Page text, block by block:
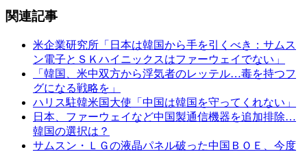
関連記事
米企業研究所「日本は韓国から手を引くべき：サムス
ン電子とＳＫハイニックスはファーウェイでない」
「韓国、米中双方から浮気者のレッテル…毒を持つフ
グになる戦略を」
ハリス駐韓米国大使「中国は韓国を守ってくれない」
日本、ファーウェイなど中国製通信機器を追加排除…
韓国の選択は？
サムスン・ＬＧの液晶パネル破った中国ＢＯＥ、今度